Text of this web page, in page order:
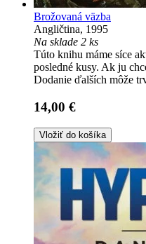
Brožovaná väzba
Angličtina, 1995
Na sklade 2 ks
Túto knihu máme síce
posledné kusy. Ak ju
Dodanie ďalších môže
14,00 €
Vložiť do košíka